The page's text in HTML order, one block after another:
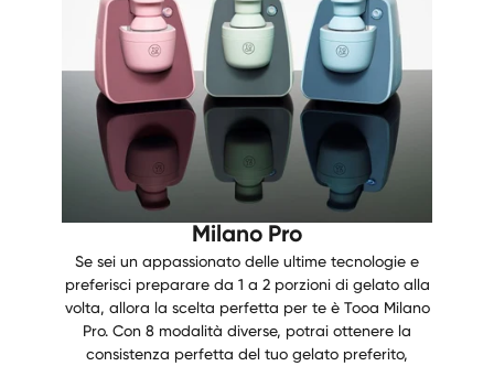
Milano Pro
Se sei un appassionato delle ultime tecnologie e
preferisci preparare da 1 a 2 porzioni di gelato alla
volta, allora la scelta perfetta per te è Tooa Milano
Pro. Con 8 modalità diverse, potrai ottenere la
consistenza perfetta del tuo gelato preferito,